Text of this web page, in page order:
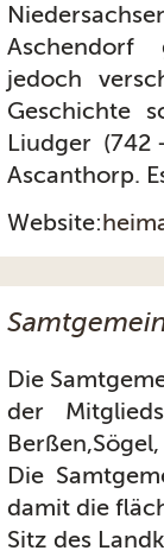
Aschendorf
jedoch
Geschichte
Liudger (742
Ascanthorp.
Website:
Die
der
Die
damit die
Sitz des